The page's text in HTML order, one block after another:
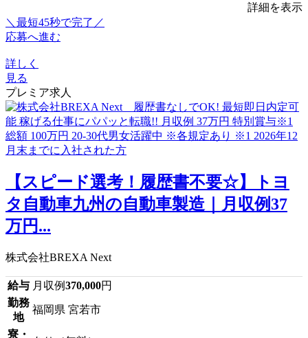
詳細を表示
＼最短45秒で完了／
応募へ進む
詳しく
見る
プレミア求人
【スピード選考！履歴書不要☆】トヨ
タ自動車九州の自動車製造｜月収例37
万円...
株式会社BREXA Next
給与 月収例370,000円
勤務
地
福岡県 宮若市
寮・